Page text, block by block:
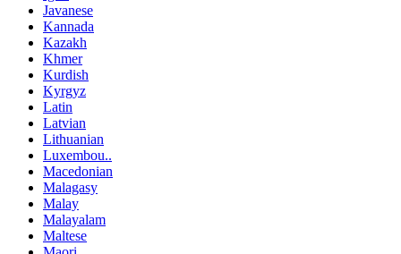
Javanese
Kannada
Kazakh
Khmer
Kurdish
Kyrgyz
Latin
Latvian
Lithuanian
Luxembou..
Macedonian
Malagasy
Malay
Malayalam
Maltese